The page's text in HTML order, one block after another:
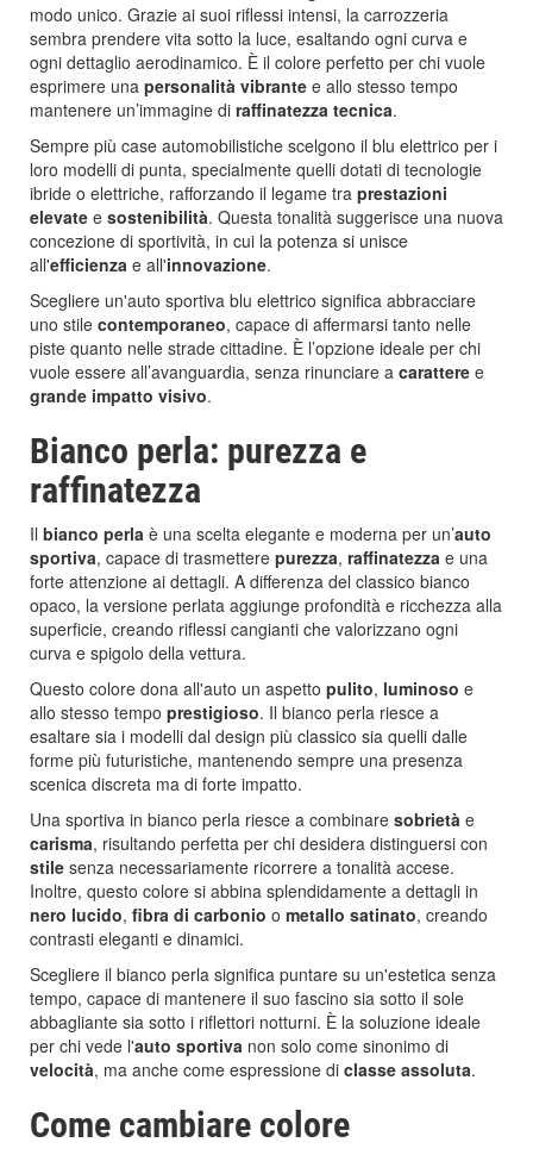
modo unico. Grazie ai suoi riflessi intensi, la carrozzeria
sembra prendere vita sotto la luce, esaltando ogni curva e
ogni dettaglio aerodinamico. È il colore perfetto per chi vuole
esprimere una personalità vibrante e allo stesso tempo
mantenere un’immagine di raffinatezza tecnica.
Sempre più case automobilistiche scelgono il blu elettrico per i
loro modelli di punta, specialmente quelli dotati di tecnologie
ibride o elettriche, rafforzando il legame tra prestazioni
elevate e sostenibilità. Questa tonalità suggerisce una nuova
concezione di sportività, in cui la potenza si unisce
all'efficienza e all'innovazione.
Scegliere un'auto sportiva blu elettrico significa abbracciare
uno stile contemporaneo, capace di affermarsi tanto nelle
piste quanto nelle strade cittadine. È l’opzione ideale per chi
vuole essere all’avanguardia, senza rinunciare a carattere e
grande impatto visivo.
Bianco perla: purezza e
raffinatezza
Il bianco perla è una scelta elegante e moderna per un’auto
sportiva, capace di trasmettere purezza, raffinatezza e una
forte attenzione ai dettagli. A differenza del classico bianco
opaco, la versione perlata aggiunge profondità e ricchezza alla
superficie, creando riflessi cangianti che valorizzano ogni
curva e spigolo della vettura.
Questo colore dona all'auto un aspetto pulito, luminoso e
allo stesso tempo prestigioso. Il bianco perla riesce a
esaltare sia i modelli dal design più classico sia quelli dalle
forme più futuristiche, mantenendo sempre una presenza
scenica discreta ma di forte impatto.
Una sportiva in bianco perla riesce a combinare sobrietà e
carisma, risultando perfetta per chi desidera distinguersi con
stile senza necessariamente ricorrere a tonalità accese.
Inoltre, questo colore si abbina splendidamente a dettagli in
nero lucido, fibra di carbonio o metallo satinato, creando
contrasti eleganti e dinamici.
Scegliere il bianco perla significa puntare su un'estetica senza
tempo, capace di mantenere il suo fascino sia sotto il sole
abbagliante sia sotto i riflettori notturni. È la soluzione ideale
per chi vede l'auto sportiva non solo come sinonimo di
velocità, ma anche come espressione di classe assoluta.
Come cambiare colore